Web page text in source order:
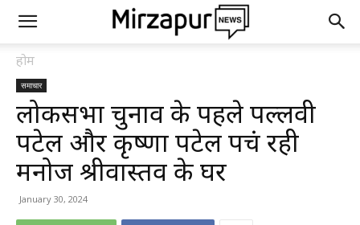
होम
समाचार
लोकसभा चुनाव के पहले पल्लवी
पटेल और कृष्णा पटेल पहुंच रही
मनोज श्रीवास्तव के घर
January 30, 2024